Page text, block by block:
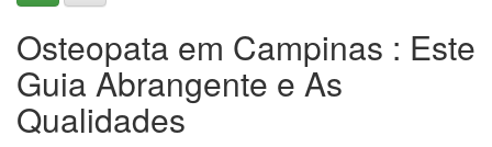
Osteopata em Campinas : Este
Guia Abrangente e As
Qualidades